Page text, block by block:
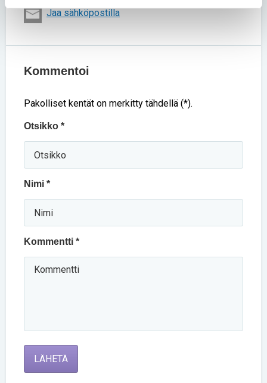
Jaa sähköpostilla
Kommentoi
Pakolliset kentät on merkitty tähdellä (*).
Otsikko *
Nimi *
Kommentti *
LÄHETÄ